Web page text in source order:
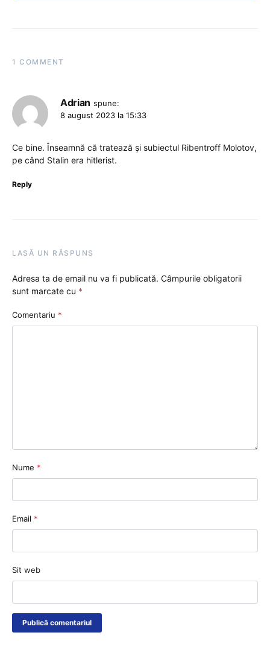
1 COMMENT
Adrian spune:
8 august 2023 la 15:33
Ce bine. Înseamnă că tratează și subiectul Ribentroff Molotov,
pe când Stalin era hitlerist.
Reply
LASĂ UN RĂSPUNS
Adresa ta de email nu va fi publicată. Câmpurile obligatorii
sunt marcate cu *
Comentariu *
Nume *
Email *
Sit web